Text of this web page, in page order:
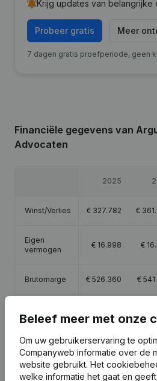
Krijg updates van belangrijke
Probeer gratis Meer
7 dagen gratis proefperiode, geen
Financiële gegevens van
Advocaten
2025
Winst/Verlies € 327.782 €
Eigen
vermogen
€ 16.998 €
Brutomarge € 526.360 €
Beleef meer met onze
Om uw gebruikerservaring te
Companyweb informatie over de
website gebruikt. Het
welke informatie het gaat en